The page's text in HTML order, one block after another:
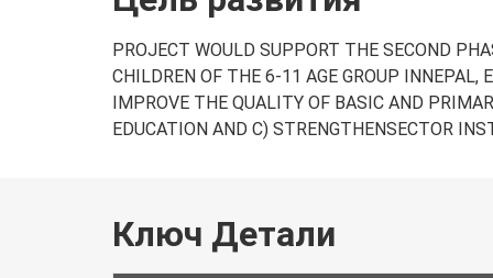
PROJECT WOULD SUPPORT THE SECOND
CHILDREN OF THE 6-11 AGE GROUP
IMPROVE THE QUALITY OF BASIC AND
EDUCATION AND C) STRENGTHENSECTOR
Ключ Детали